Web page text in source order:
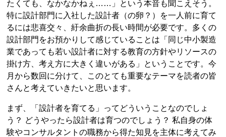
たくても、なかなかねぇ……」という本音も聞こえそう。
特に設計部門に入社した設計者（の卵？）を一人前に育て
るには悲喜交々、紆余曲折の長い時間が必要です。多くの
設計部門をお預かりして感じていることは「同じ中小製造
業であっても若い設計者に対する教育の方針やリソースの
掛け方、考え方に大きく違いがある」ということです。今
月から数回に分けて、このとても重要なテーマを読者の皆
さんと考えていきたいと思います。
まず、「設計者を育てる」ってどういうことなのでしょ
う？ どうやったら設計者は育つのでしょう？ 私自身の体
験やコンサルタントの職務から得た知見を主体に考えてみ